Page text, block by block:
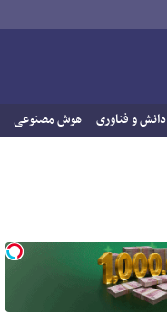
دانش و فناوری هوش مصنوعی